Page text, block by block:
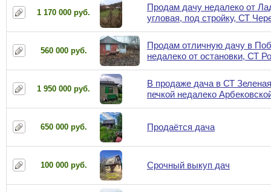
1 170 000 руб.
Продам дачу недалеко от
угловая, под стройку, СТ
560 000 руб.
Продам отличную дачу в
недалеко от остановки, СТ
1 950 000 руб.
В продаже дача в СТ
печкой недалеко
650 000 руб. Продаётся дача
100 000 руб. Срочный выкуп дач